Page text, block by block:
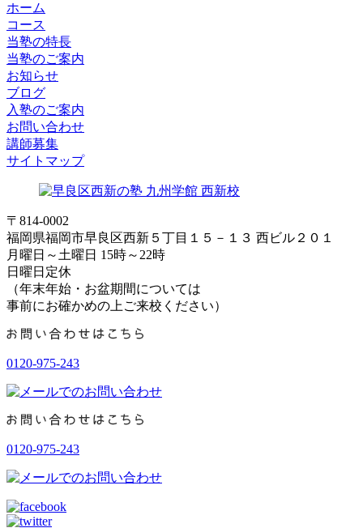
ホーム
コース
当塾の特長
当塾のご案内
お知らせ
ブログ
入塾のご案内
お問い合わせ
講師募集
サイトマップ
〒814-0002
福岡県福岡市早良区西新５丁目１５－１３ 西ビル２０１
月曜日～土曜日 15時～22時
日曜日定休
（年末年始・お盆期間については
事前にお確かめの上ご来校ください）
0120-975-243
0120-975-243